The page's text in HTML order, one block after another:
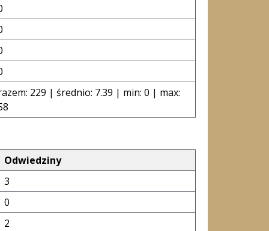
229 | średnio: 7.39 | min: 0 | max:
Odwiedziny
3
0
2